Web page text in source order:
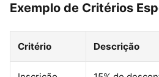
Exemplo de Critérios
Critério Descrição